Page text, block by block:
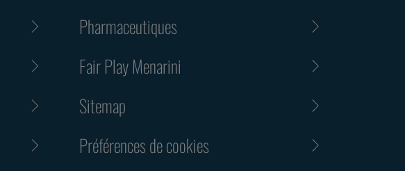
Pharmaceutiques
Fair Play Menarini
Sitemap
Préférences de cookies